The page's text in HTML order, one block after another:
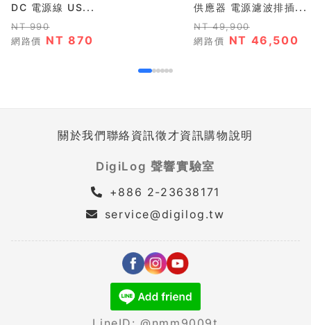
DC 電源線 US...
NT 990
網路價 NT 870
供應器 電源濾波排插...
NT 49,900
網路價 NT 46,500
關於我們聯絡資訊徵才資訊購物說明
DigiLog 聲響實驗室
+886 2-23638171
service@digilog.tw